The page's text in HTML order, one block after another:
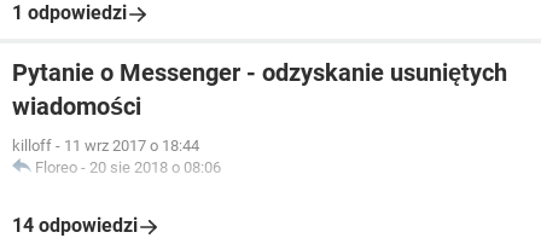
1 odpowiedzi
Pytanie o Messenger - odzyskanie usuniętych
wiadomości
killoff - 11 wrz 2017 o 18:44
Floreo - 20 sie 2018 o 08:06
14 odpowiedzi